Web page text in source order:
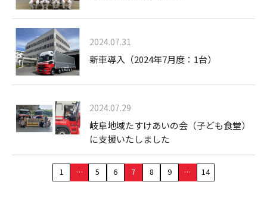
2024.07.31
新車導入（2024年7月度：1台）
2024.07.29
岐阜地域たすけあいの会（子ども食堂）
に支援いたしました
1 … 5 6 7 8 9 … 14